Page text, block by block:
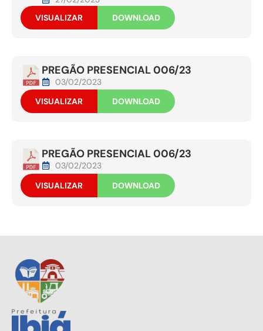
VISUALIZAR
DOWNLOAD
PREGÃO PRESENCIAL 006/23
03/02/2023
VISUALIZAR
DOWNLOAD
PREGÃO PRESENCIAL 006/23
03/02/2023
VISUALIZAR
DOWNLOAD